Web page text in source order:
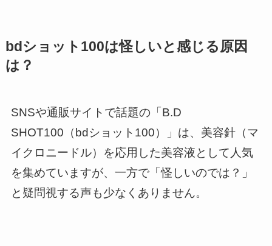
bdショット100は怪しいと感じる原因
は？
SNSや通販サイトで話題の「B.D
SHOT100（bdショット100）」は、美容針（マ
イクロニードル）を応用した美容液として人気
を集めていますが、一方で「怪しいのでは？」
と疑問視する声も少なくありません。